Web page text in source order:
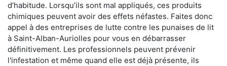
d’habitude. Lorsqu’ils sont mal appliqués, ces produits
chimiques peuvent avoir des effets néfastes. Faites donc
appel à des entreprises de lutte contre les punaises de lit
à Saint-Alban-Auriolles pour vous en débarrasser
définitivement. Les professionnels peuvent prévenir
l'infestation et même quand elle est déjà présente, ils